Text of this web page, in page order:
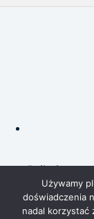
Polityka
Ciasteczka
Używamy
doświadczenia
nadal korzystać